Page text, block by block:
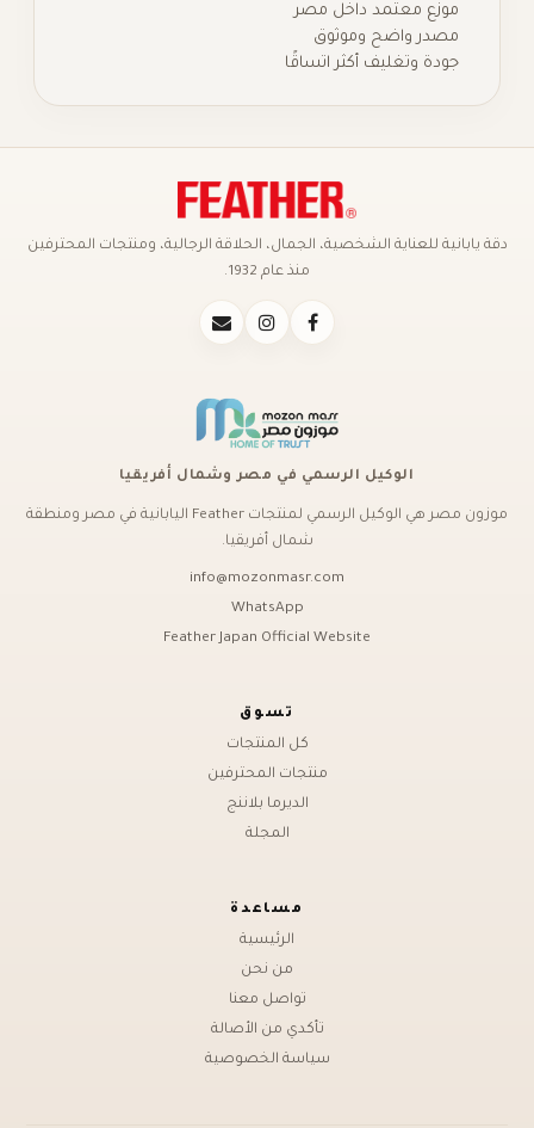
موزع معتمد داخل مصر
مصدر واضح وموثوق
جودة وتغليف أكثر اتساقًا
دقة يابانية للعناية الشخصية، الجمال، الحلاقة الرجالية، ومنتجات المحترفين
منذ عام 1932.
تسوق
كل المنتجات
منتجات المحترفين
الديرما بلاننج
المجلة
مساعدة
الرئيسية
من نحن
تواصل معنا
تأكدي من الأصالة
سياسة الخصوصية
الوكيل الرسمي في مصر وشمال أفريقيا
موزون مصر هي الوكيل الرسمي لمنتجات Feather اليابانية في مصر ومنطقة
شمال أفريقيا.
info@mozonmasr.com
WhatsApp
Feather Japan Official Website